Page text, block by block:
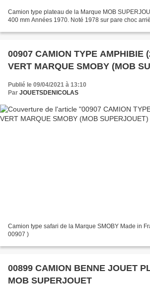
Camion type plateau de la Marque MOB
400 mm Années 1970. Noté 1978 sur pare choc
00907 CAMION TYPE AMPHIBIE
VERT MARQUE SMOBY (MOB
Publié le 09/04/2021 à 13:10
Par JOUETSDENICOLAS
Camion type safari de la Marque SMOBY Made in
00907 )
00899 CAMION BENNE JOUET
MOB SUPERJOUET